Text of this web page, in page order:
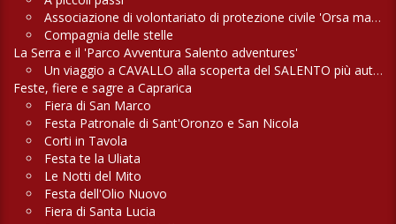
Associazione di volontariato di protezione civile 'Orsa maggiore'
Compagnia delle stelle
La Serra e il 'Parco Avventura Salento adventures'
Un viaggio a CAVALLO alla scoperta del SALENTO più autentico
Feste, fiere e sagre a Caprarica
Fiera di San Marco
Festa Patronale di Sant'Oronzo e San Nicola
Corti in Tavola
Festa te la Uliata
Le Notti del Mito
Festa dell'Olio Nuovo
Fiera di Santa Lucia